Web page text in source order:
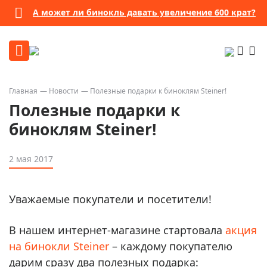
А может ли бинокль давать увеличение 600 крат?
Главная Новости Полезные подарки к биноклям Steiner!
Полезные подарки к
биноклям Steiner!
2 мая 2017
Уважаемые покупатели и посетители!
В нашем интернет-магазине стартовала акция
на бинокли Steiner – каждому покупателю
дарим сразу два полезных подарка: